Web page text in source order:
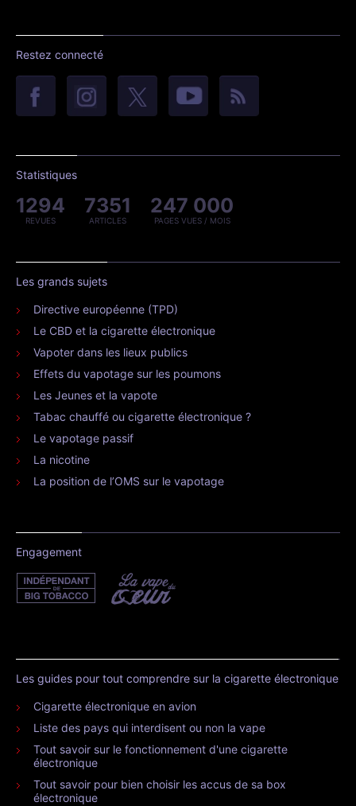
Restez connecté
Statistiques
1294
REVUES
7351
ARTICLES
247 000
PAGES VUES / MOIS
Les grands sujets
Directive européenne (TPD)
Le CBD et la cigarette électronique
Vapoter dans les lieux publics
Effets du vapotage sur les poumons
Les Jeunes et la vapote
Tabac chauffé ou cigarette électronique ?
Le vapotage passif
La nicotine
La position de l’OMS sur le vapotage
Engagement
Les guides pour tout comprendre sur la cigarette électronique
Cigarette électronique en avion
Liste des pays qui interdisent ou non la vape
Tout savoir sur le fonctionnement d'une cigarette
électronique
Tout savoir pour bien choisir les accus de sa box
électronique